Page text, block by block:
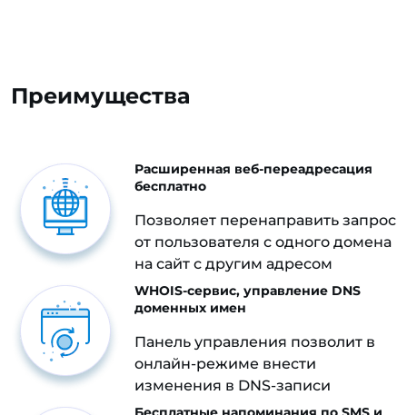
Преимущества
Расширенная веб-переадресация
бесплатно
Позволяет перенаправить запрос
от пользователя с одного домена
на сайт с другим адресом
WHOIS-сервис, управление DNS
доменных имен
Панель управления позволит в
онлайн-режиме внести
изменения в DNS-записи